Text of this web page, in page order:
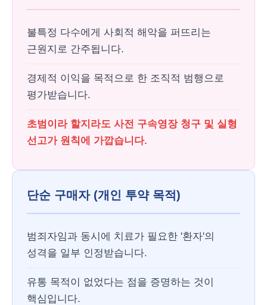
불특정 다수에게 사회적 해악을 퍼뜨리는
근원지로 간주됩니다.
경제적 이익을 목적으로 한 조직적 범행으로
평가받습니다.
초범이라 할지라도 사전 구속영장 청구 및 실형
선고가 원칙에 가깝습니다.
단순 구매자 (개인 투약 목적)
범죄자임과 동시에 치료가 필요한 '환자'의
성격을 일부 인정받습니다.
유통 목적이 없었다는 점을 증명하는 것이
핵심입니다.